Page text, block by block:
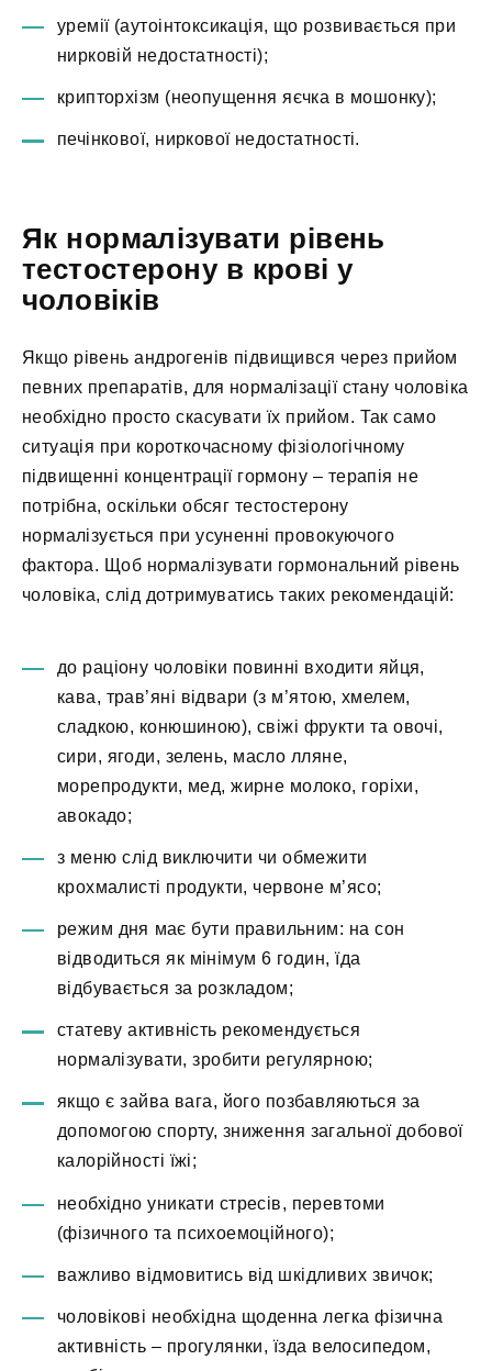
уремії (аутоінтоксикація, що розвивається при
нирковій недостатності);
крипторхізм (неопущення яєчка в мошонку);
печінкової, ниркової недостатності.
Як нормалізувати рівень
тестостерону в крові у
чоловіків
Якщо рівень андрогенів підвищився через прийом
певних препаратів, для нормалізації стану чоловіка
необхідно просто скасувати їх прийом. Так само
ситуація при короткочасному фізіологічному
підвищенні концентрації гормону – терапія не
потрібна, оскільки обсяг тестостерону
нормалізується при усуненні провокуючого
фактора. Щоб нормалізувати гормональний рівень
чоловіка, слід дотримуватись таких рекомендацій:
до раціону чоловіки повинні входити яйця,
кава, трав’яні відвари (з м’ятою, хмелем,
сладкою, конюшиною), свіжі фрукти та овочі,
сири, ягоди, зелень, масло лляне,
морепродукти, мед, жирне молоко, горіхи,
авокадо;
з меню слід виключити чи обмежити
крохмалисті продукти, червоне м’ясо;
режим дня має бути правильним: на сон
відводиться як мінімум 6 годин, їда
відбувається за розкладом;
статеву активність рекомендується
нормалізувати, зробити регулярною;
якщо є зайва вага, його позбавляються за
допомогою спорту, зниження загальної добової
калорійності їжі;
необхідно уникати стресів, перевтоми
(фізичного та психоемоційного);
важливо відмовитись від шкідливих звичок;
чоловікові необхідна щоденна легка фізична
активність – прогулянки, їзда велосипедом,